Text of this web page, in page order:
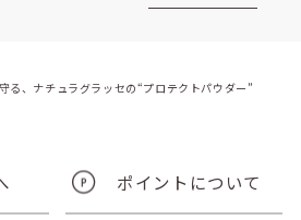
る、ナチュラグラッセの“プロテクトパウダー”
ポイントについて